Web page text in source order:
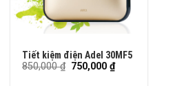
Tiết kiệm điện Adel 30MF5
850,000₫ Original
price
750,000₫Current
price